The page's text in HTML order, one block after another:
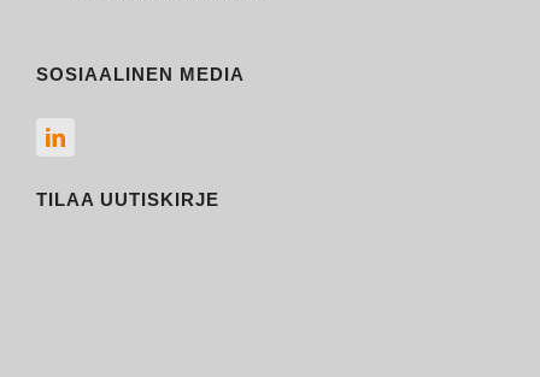
SOSIAALINEN MEDIA
TILAA UUTISKIRJE